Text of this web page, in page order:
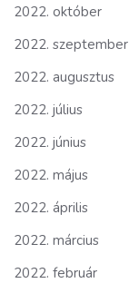
2022. október
2022. szeptember
2022. augusztus
2022. július
2022. június
2022. május
2022. április
2022. március
2022. február